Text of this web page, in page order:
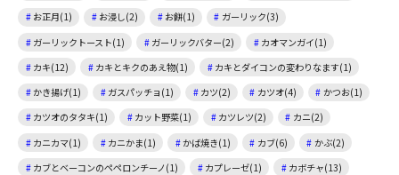
お正月(1)
お浸し(2) お餅(1)
ガーリック(3)
ガーリックトースト(1)
ガーリックバター(2)
カオマンガイ(1)
カキ(12)
カキとキクのあえ物(1)
カキとダイコンの変わりなます(1)
かき揚げ(1)
ガスパッチョ(1) カツ(2) カツオ(4)
かつお(1)
カツオのタタキ(1)
カット野菜(1) カツレツ(2)
カニ(2)
カニカマ(1)
カニかま(1) かば焼き(1) カブ(6)
かぶ(2)
カブとベーコンのペペロンチーノ(1)
カプレーゼ(1)
カボチャ(13)